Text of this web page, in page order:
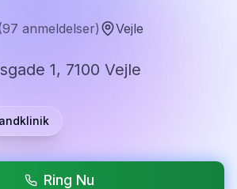
97 anmeldelser) Vejle
1, 7100 Vejle
Ring Nu